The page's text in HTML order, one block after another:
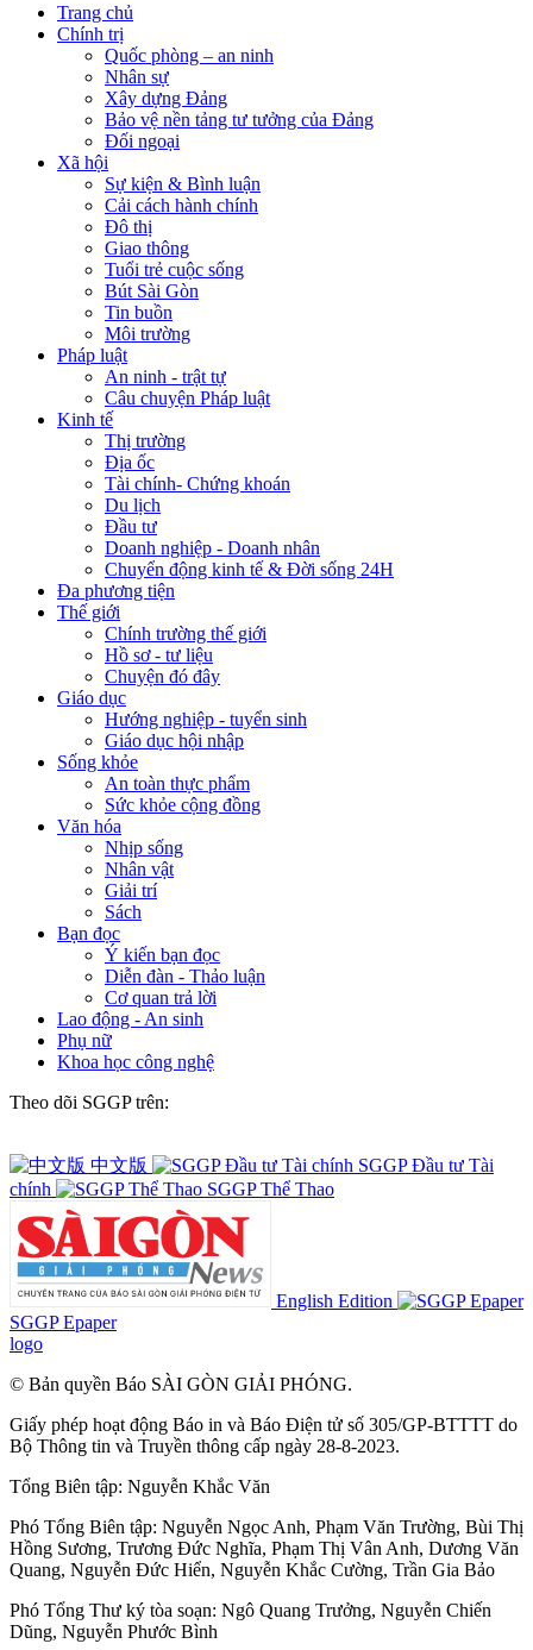
Trang chủ
Chính trị
Quốc phòng – an ninh
Nhân sự
Xây dựng Đảng
Bảo vệ nền tảng tư tưởng của Đảng
Đối ngoại
Xã hội
Sự kiện & Bình luận
Cải cách hành chính
Đô thị
Giao thông
Tuổi trẻ cuộc sống
Bút Sài Gòn
Tin buồn
Môi trường
Pháp luật
An ninh - trật tự
Câu chuyện Pháp luật
Kinh tế
Thị trường
Địa ốc
Tài chính- Chứng khoán
Du lịch
Đầu tư
Doanh nghiệp - Doanh nhân
Chuyển động kinh tế & Đời sống 24H
Đa phương tiện
Thế giới
Chính trường thế giới
Hồ sơ - tư liệu
Chuyện đó đây
Giáo dục
Hướng nghiệp - tuyển sinh
Giáo dục hội nhập
Sống khỏe
An toàn thực phẩm
Sức khỏe cộng đồng
Văn hóa
Nhịp sống
Nhân vật
Giải trí
Sách
Bạn đọc
Ý kiến bạn đọc
Diễn đàn - Thảo luận
Cơ quan trả lời
Lao động - An sinh
Phụ nữ
Khoa học công nghệ
Theo dõi SGGP trên:
中文版
SGGP Đầu tư Tài
chính
SGGP Thể Thao
English Edition
SGGP Epaper
logo
© Bản quyền Báo SÀI GÒN GIẢI PHÓNG.
Giấy phép hoạt động Báo in và Báo Điện tử số 305/GP-BTTTT do
Bộ Thông tin và Truyền thông cấp ngày 28-8-2023.
Tổng Biên tập: Nguyễn Khắc Văn
Phó Tổng Biên tập: Nguyễn Ngọc Anh, Phạm Văn Trường, Bùi Thị
Hồng Sương, Trương Đức Nghĩa, Phạm Thị Vân Anh, Dương Văn
Quang, Nguyễn Đức Hiển, Nguyễn Khắc Cường, Trần Gia Bảo
Phó Tổng Thư ký tòa soạn: Ngô Quang Trưởng, Nguyễn Chiến
Dũng, Nguyễn Phước Bình